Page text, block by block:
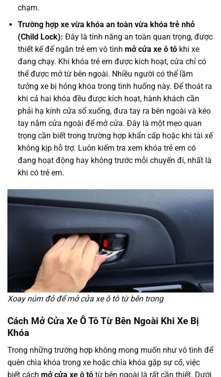
chạm.
Trường hợp xe vừa khóa an toàn vừa khóa trẻ nhỏ
(Child Lock): Đây là tính năng an toàn quan trọng, được
thiết kế để ngăn trẻ em vô tình mở cửa xe ô tôkhi xe
đang chạy. Khi khóa trẻ em được kích hoạt, cửa chỉ có
thể được mở từ bên ngoài. Nhiều người có thể lầm
tưởng xe bị hỏng khóa trong tình huống này. Để thoát ra
khi cả hai khóa đều được kích hoạt, hành khách cần
phải hạ kính cửa sổ xuống, đưa tay ra bên ngoài và kéo
tay nắm cửa ngoài để mở cửa. Đây là một mẹo quan
trọng cần biết trong trường hợp khẩn cấp hoặc khi tài xế
không kịp hỗ trợ. Luôn kiểm tra xem khóa trẻ em có
đang hoạt động hay không trước mỗi chuyến đi, nhất là
khi có trẻ em.
Xoay núm đỏ để mở cửa xe ô tô từ bên trong
Cách Mở Cửa Xe Ô Tô Từ Bên Ngoài Khi Xe Bị
Khóa
Trong những trường hợp không mong muốn như vô tình để
quên chìa khóa trong xe hoặc chìa khóa gặp sự cố, việc
biết cách mở cửa xe ô tô từ bên ngoài là rất cần thiết. Dưới